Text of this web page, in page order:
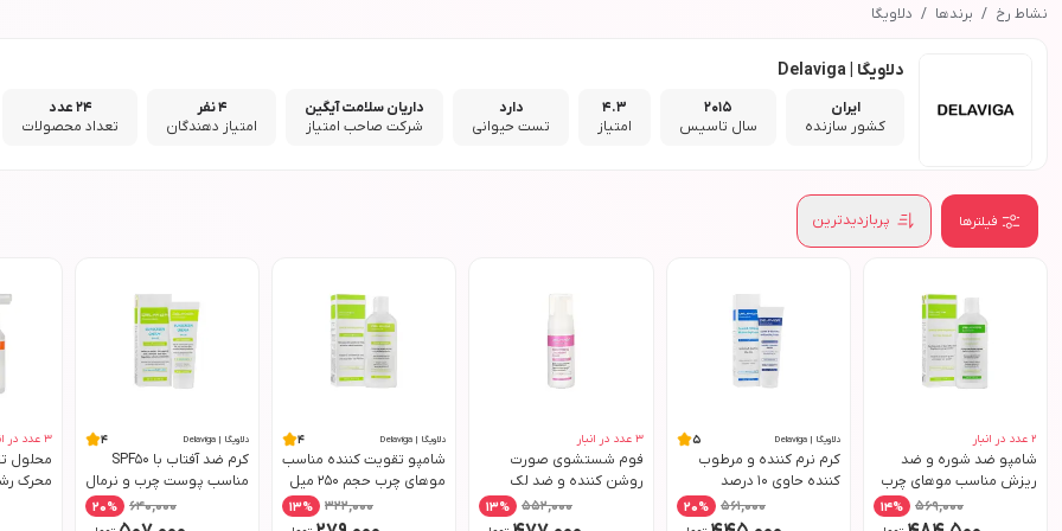
نشاط رخ برندها دلاویگا
دلاویگا | Delaviga
ایران
کشور سازنده
2015
سال تاسیس
4.3
امتیاز
دارد
تست حیوانی
داریان سلامت آیگین
شرکت صاحب امتیاز
4 نفر
امتیاز دهندگان
24 عدد
تعداد محصولات
فیلترها پربازدیدترین
2 عدد در انبار
شامپو ضد شوره و ضد
ریزش مناسب موهای چرب
569,000
14%
دلاویگا | Delaviga 5
کرم نرم کننده و مرطوب
کننده حاوی 10 درصد
اوسرین مناسب پوست
خشک حجم 100 میل دلاویگا
561,000
20%
3 عدد در انبار
فوم شستشوی صورت
روشن کننده و ضد لک
مناسب انواع پوست حجم
552,000
13%
دلاویگا | Delaviga 4
شامپو تقویت کننده مناسب
موهای چرب حجم 250 میل
322,000
13%
دلاویگا | Delaviga 4
کرم ضد آفتاب با SPF50
مناسب پوست چرب و نرمال
640,000
20%
3 عدد در
محلول
محرک